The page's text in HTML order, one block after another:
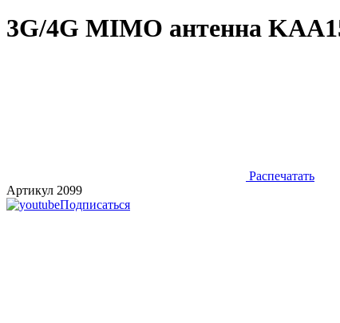
3G/4G MIMO антенна
Распечатать
Артикул 2099
Подписаться